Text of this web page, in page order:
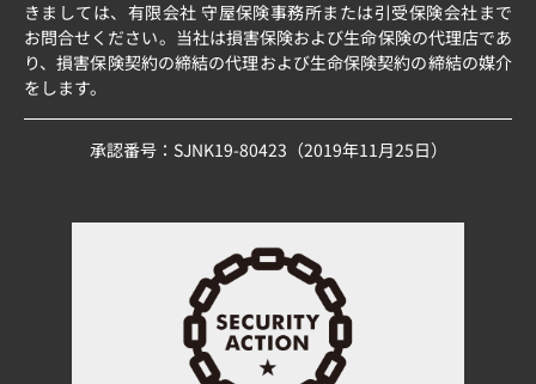
きましては、有限会社 守屋保険事務所または引受保険会社まで
お問合せください。当社は損害保険および生命保険の代理店であ
り、損害保険契約の締結の代理および生命保険契約の締結の媒介
をします。
承認番号：SJNK19-80423（2019年11月25日）